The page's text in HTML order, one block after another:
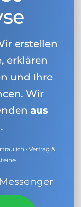
erstellen
erklären
und Ihre
Wir
aus
.
· Vertrag &